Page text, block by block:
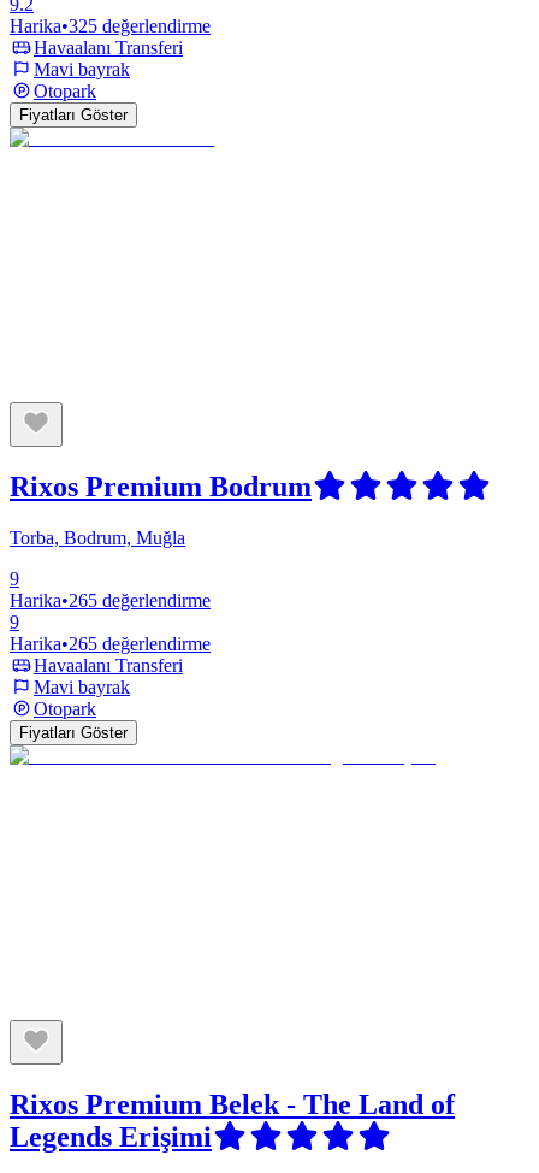
9.2
Harika•325 değerlendirme
Havaalanı Transferi
Mavi bayrak
Otopark
Fiyatları Göster
Rixos Premium Bodrum
Torba, Bodrum, Muğla
9
Harika•265 değerlendirme
9
Harika•265 değerlendirme
Havaalanı Transferi
Mavi bayrak
Otopark
Fiyatları Göster
Rixos Premium Belek - The Land of
Legends Erişimi